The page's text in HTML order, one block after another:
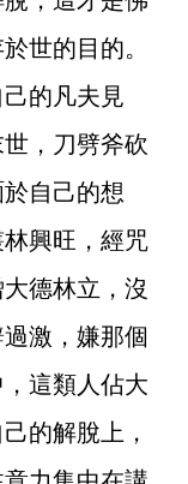
世的目的。
的凡夫見
，刀劈斧砍
自己的想
興旺，經咒
德林立，沒
激，嫌那個
這類人佔大
的解脫上，